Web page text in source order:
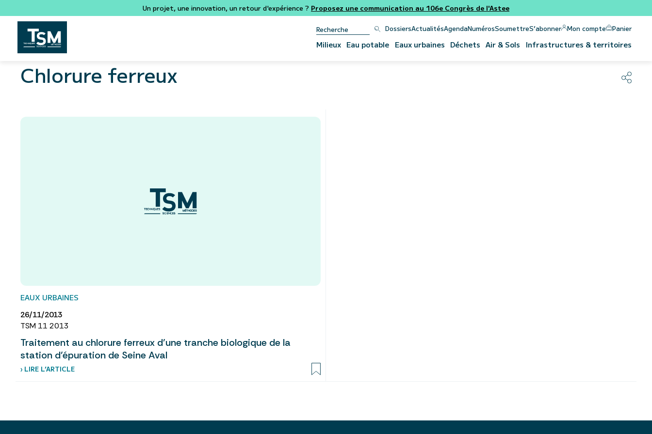
Un projet, une innovation, un retour d'expérience ? Proposez une communication au 106e Congrès de l'Astee
DossiersActualitésAgendaNumérosSoumettreS’abonner Mon compte Panier
Milieux Eau potable Eaux urbaines Déchets Air & Sols Infrastructures & territoires
Chlorure ferreux
EAUX URBAINES
26/11/2013
TSM 11 2013
Traitement au chlorure ferreux d’une tranche biologique de la
station d’épuration de Seine Aval
› LIRE L’ARTICLE